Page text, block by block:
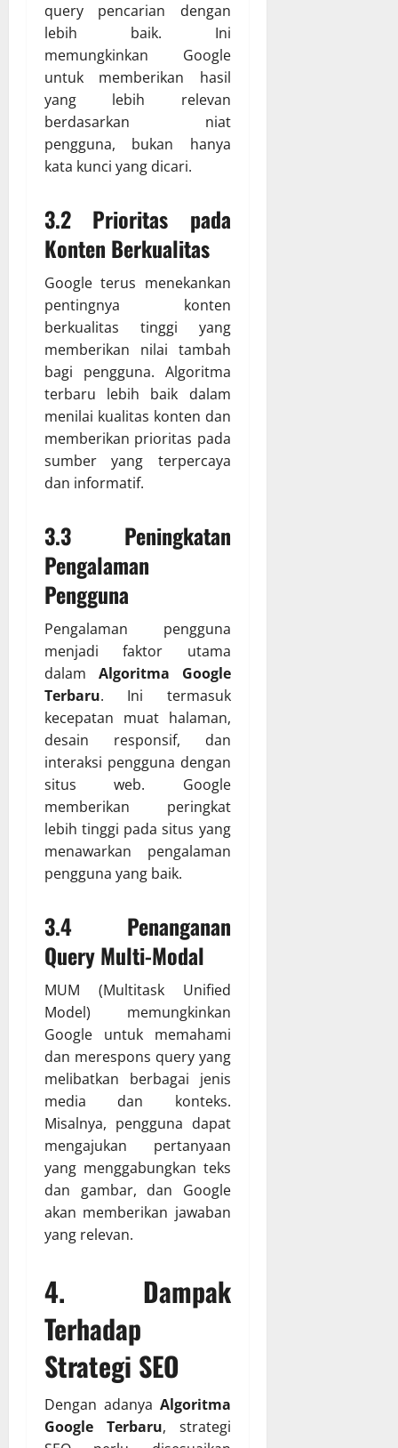
query pencarian dengan
lebih baik. Ini
memungkinkan Google
untuk memberikan hasil
yang lebih relevan
berdasarkan niat
pengguna, bukan hanya
kata kunci yang dicari.
3.2 Prioritas pada
Konten Berkualitas
Google terus menekankan
pentingnya konten
berkualitas tinggi yang
memberikan nilai tambah
bagi pengguna. Algoritma
terbaru lebih baik dalam
menilai kualitas konten dan
memberikan prioritas pada
sumber yang terpercaya
dan informatif.
3.3 Peningkatan
Pengalaman
Pengguna
Pengalaman pengguna
menjadi faktor utama
dalam Algoritma Google
Terbaru. Ini termasuk
kecepatan muat halaman,
desain responsif, dan
interaksi pengguna dengan
situs web. Google
memberikan peringkat
lebih tinggi pada situs yang
menawarkan pengalaman
pengguna yang baik.
3.4 Penanganan
Query Multi-Modal
MUM (Multitask Unified
Model) memungkinkan
Google untuk memahami
dan merespons query yang
melibatkan berbagai jenis
media dan konteks.
Misalnya, pengguna dapat
mengajukan pertanyaan
yang menggabungkan teks
dan gambar, dan Google
akan memberikan jawaban
yang relevan.
4. Dampak
Terhadap
Strategi SEO
Dengan adanya Algoritma
Google Terbaru, strategi